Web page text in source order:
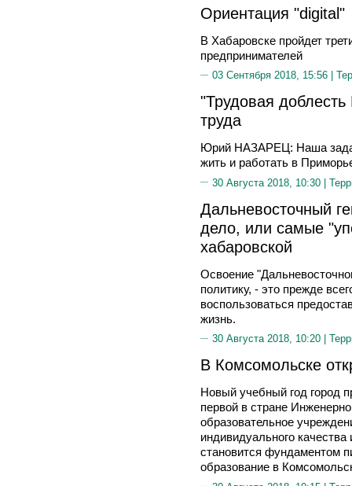
Ориентация "digital"
В Хабаровске пройдет
предпринимателей
03 Сентября 2018, 15:56 |
"Трудовая
труда
Юрий НАЗАРЕЦ: Наша
жить и работать в
30 Августа 2018, 10:30 |
Дальневосточный
дело, или самые
хабаровской
Освоение
политику, - это прежде
воспользоваться
жизнь.
30 Августа 2018, 10:20 |
В Комсомольске
Новый учебный год город
первой в стране
образовательное
индивидуального
становится фундаментом
образование в